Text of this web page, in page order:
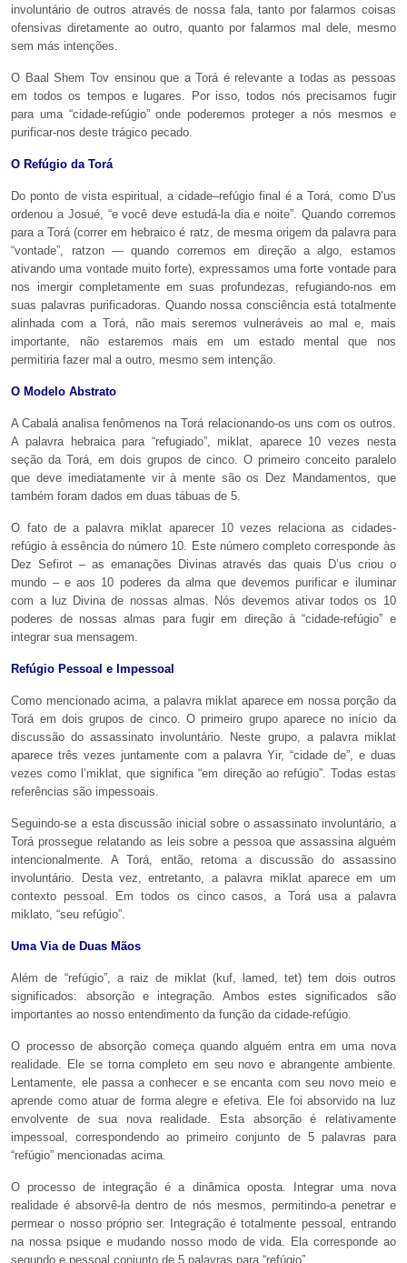
involuntário de outros através de nossa fala, tanto por falarmos coisas
ofensivas diretamente ao outro, quanto por falarmos mal dele, mesmo
sem más intenções.
O Baal Shem Tov ensinou que a Torá é relevante a todas as pessoas
em todos os tempos e lugares. Por isso, todos nós precisamos fugir
para uma “cidade-refúgio” onde poderemos proteger a nós mesmos e
purificar-nos deste trágico pecado.
O Refúgio da Torá
Do ponto de vista espiritual, a cidade–refúgio final é a Torá, como D’us
ordenou a Josué, “e você deve estudá-la dia e noite”. Quando corremos
para a Torá (correr em hebraico é ratz, de mesma origem da palavra para
“vontade”, ratzon — quando corremos em direção a algo, estamos
ativando uma vontade muito forte), expressamos uma forte vontade para
nos imergir completamente em suas profundezas, refugiando-nos em
suas palavras purificadoras. Quando nossa consciência está totalmente
alinhada com a Torá, não mais seremos vulneráveis ao mal e, mais
importante, não estaremos mais em um estado mental que nos
permitiria fazer mal a outro, mesmo sem intenção.
O Modelo Abstrato
A Cabalá analisa fenômenos na Torá relacionando-os uns com os outros.
A palavra hebraica para “refugiado”, miklat, aparece 10 vezes nesta
seção da Torá, em dois grupos de cinco. O primeiro conceito paralelo
que deve imediatamente vir à mente são os Dez Mandamentos, que
também foram dados em duas tábuas de 5.
O fato de a palavra miklat aparecer 10 vezes relaciona as cidades-
refúgio à essência do número 10. Este número completo corresponde às
Dez Sefirot – as emanações Divinas através das quais D’us criou o
mundo – e aos 10 poderes da alma que devemos purificar e iluminar
com a luz Divina de nossas almas. Nós devemos ativar todos os 10
poderes de nossas almas para fugir em direção à “cidade-refúgio” e
integrar sua mensagem.
Refúgio Pessoal e Impessoal
Como mencionado acima, a palavra miklat aparece em nossa porção da
Torá em dois grupos de cinco. O primeiro grupo aparece no início da
discussão do assassinato involuntário. Neste grupo, a palavra miklat
aparece três vezes juntamente com a palavra Yir, “cidade de”, e duas
vezes como l’miklat, que significa “em direção ao refúgio”. Todas estas
referências são impessoais.
Seguindo-se a esta discussão inicial sobre o assassinato involuntário, a
Torá prossegue relatando as leis sobre a pessoa que assassina alguém
intencionalmente. A Torá, então, retoma a discussão do assassino
involuntário. Desta vez, entretanto, a palavra miklat aparece em um
contexto pessoal. Em todos os cinco casos, a Torá usa a palavra
miklato, “seu refúgio”.
Uma Via de Duas Mãos
Além de “refúgio”, a raiz de miklat (kuf, lamed, tet) tem dois outros
significados: absorção e integração. Ambos estes significados são
importantes ao nosso entendimento da função da cidade-refúgio.
O processo de absorção começa quando alguém entra em uma nova
realidade. Ele se torna completo em seu novo e abrangente ambiente.
Lentamente, ele passa a conhecer e se encanta com seu novo meio e
aprende como atuar de forma alegre e efetiva. Ele foi absorvido na luz
envolvente de sua nova realidade. Esta absorção é relativamente
impessoal, correspondendo ao primeiro conjunto de 5 palavras para
“refúgio” mencionadas acima.
O processo de integração é a dinâmica oposta. Integrar uma nova
realidade é absorvê-la dentro de nós mesmos, permitindo-a penetrar e
permear o nosso próprio ser. Integração é totalmente pessoal, entrando
na nossa psique e mudando nosso modo de vida. Ela corresponde ao
segundo e pessoal conjunto de 5 palavras para “refúgio”.